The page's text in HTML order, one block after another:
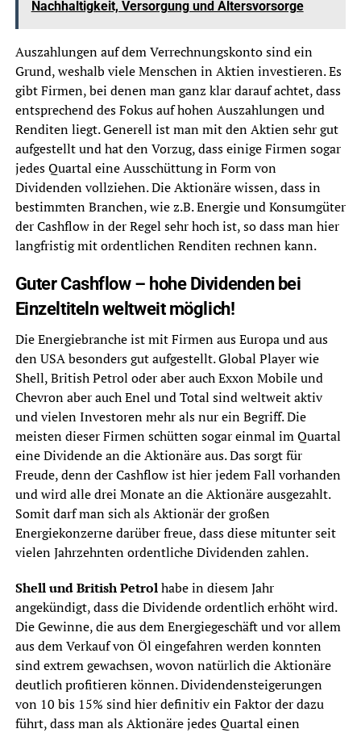
Nachhaltigkeit, Versorgung und Altersvorsorge
Auszahlungen auf dem Verrechnungskonto sind ein
Grund, weshalb viele Menschen in Aktien investieren. Es
gibt Firmen, bei denen man ganz klar darauf achtet, dass
entsprechend des Fokus auf hohen Auszahlungen und
Renditen liegt. Generell ist man mit den Aktien sehr gut
aufgestellt und hat den Vorzug, dass einige Firmen sogar
jedes Quartal eine Ausschüttung in Form von
Dividenden vollziehen. Die Aktionäre wissen, dass in
bestimmten Branchen, wie z.B. Energie und Konsumgüter
der Cashflow in der Regel sehr hoch ist, so dass man hier
langfristig mit ordentlichen Renditen rechnen kann.
Guter Cashflow – hohe Dividenden bei
Einzeltiteln weltweit möglich!
Die Energiebranche ist mit Firmen aus Europa und aus
den USA besonders gut aufgestellt. Global Player wie
Shell, British Petrol oder aber auch Exxon Mobile und
Chevron aber auch Enel und Total sind weltweit aktiv
und vielen Investoren mehr als nur ein Begriff. Die
meisten dieser Firmen schütten sogar einmal im Quartal
eine Dividende an die Aktionäre aus. Das sorgt für
Freude, denn der Cashflow ist hier jedem Fall vorhanden
und wird alle drei Monate an die Aktionäre ausgezahlt.
Somit darf man sich als Aktionär der großen
Energiekonzerne darüber freue, dass diese mitunter seit
vielen Jahrzehnten ordentliche Dividenden zahlen.
Shell und British Petrolhabe in diesem Jahr
angekündigt, dass die Dividende ordentlich erhöht wird.
Die Gewinne, die aus dem Energiegeschäft und vor allem
aus dem Verkauf von Öl eingefahren werden konnten
sind extrem gewachsen, wovon natürlich die Aktionäre
deutlich profitieren können. Dividendensteigerungen
von 10 bis 15% sind hier definitiv ein Faktor der dazu
führt, dass man als Aktionäre jedes Quartal einen